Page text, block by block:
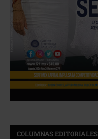
COLUMNAS EDITORIALES